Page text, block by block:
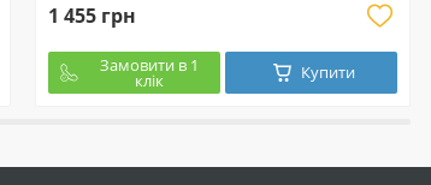
1 455 грн
Замовити в 1
клік Купити